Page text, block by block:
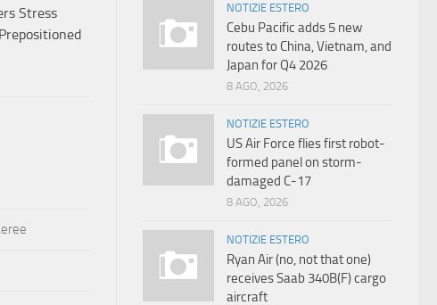
NOTIZIE ESTERO
Cebu Pacific adds 5 new
routes to China, Vietnam, and
Japan for Q4 2026
8 AGO, 2026
NOTIZIE ESTERO
US Air Force flies first robot-
formed panel on storm-
damaged C-17
8 AGO, 2026
NOTIZIE ESTERO
Ryan Air (no, not that one)
receives Saab 340B(F) cargo
aircraft
Stress